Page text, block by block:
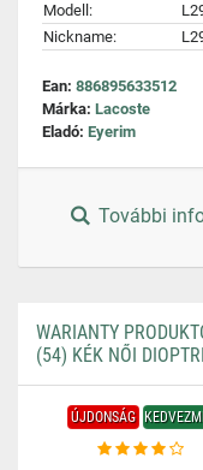
Modell:
Nickname:
Ean: 886895633512
Márka: Lacoste
Eladó: Eyerim
További
WARIANTY
(54) KÉK NŐI
ÚJDONSÁG